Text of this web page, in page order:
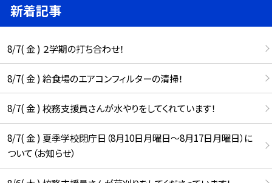
新着記事
8/7( 金 ) ２学期の打ち合わせ！
8/7( 金 ) 給食場のエアコンフィルターの清掃！
8/7( 金 ) 校務支援員さんが水やりをしてくれています！
8/7( 金 ) 夏季学校閉庁日（8月10日月曜日～8月17日月曜日）に
ついて（お知らせ）